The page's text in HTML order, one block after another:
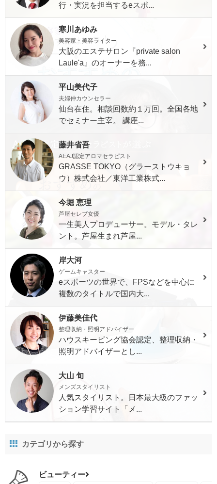
行・実況を担当するeスポ...
寒川あゆみ
美容家・美容ライター
大阪のエステサロン『private salon
Laule'a』のオーナーを務...
平山美代子
夫婦仲カウンセラー
仙台在住。相談回数約１万回。全国各地
でセミナー主宰。 講座...
藤井省吾
AEAJ認定アロマセラピスト
GRASSE TOKYO（グラーストウキョ
ウ）株式会社／東洋工業株式...
今堀 恵理
芦屋セレブ女優
一生美人プロデューサー。モデル・タレ
ント。芦屋生まれ芦屋...
岸大河
ゲームキャスター
eスポーツの世界で、FPSなどを中心に
複数のタイトルで国内大...
伊藤美佳代
整理収納・照明アドバイザー
ハウスキーピング協会認定、整理収納・
照明アドバイザーとし...
大山 旬
メンズスタイリスト
人気スタイリスト。日本最大級のファッ
ション学習サイト「メ...
カテゴリから探す
ビューティー